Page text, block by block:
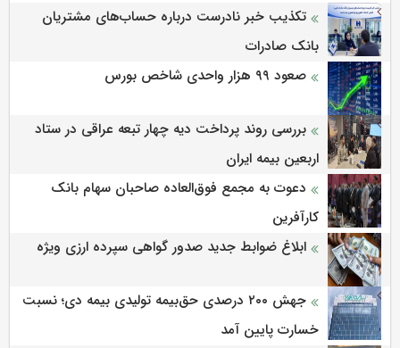
تکذیب خبر نادرست درباره حساب‌های مشتریان
بانک صادرات
صعود ۹۹ هزار واحدی شاخص بورس
بررسی روند پرداخت دیه چهار تبعه عراقی در ستاد
اربعین بیمه ایران
دعوت به مجمع فوق‌العاده صاحبان سهام بانک
کارآفرین
ابلاغ ضوابط جدید صدور گواهی سپرده ارزی ویژه
جهش ۲۰۰ درصدی حق‌بیمه تولیدی بیمه دی؛ نسبت
خسارت پایین آمد